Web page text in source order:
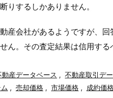
りするしかありません。
産会社があるようですが、
ん。その査定結果は信用する
動産データベース , 不動産取引デ
, 売却価格 , 市場価格 , 成約価